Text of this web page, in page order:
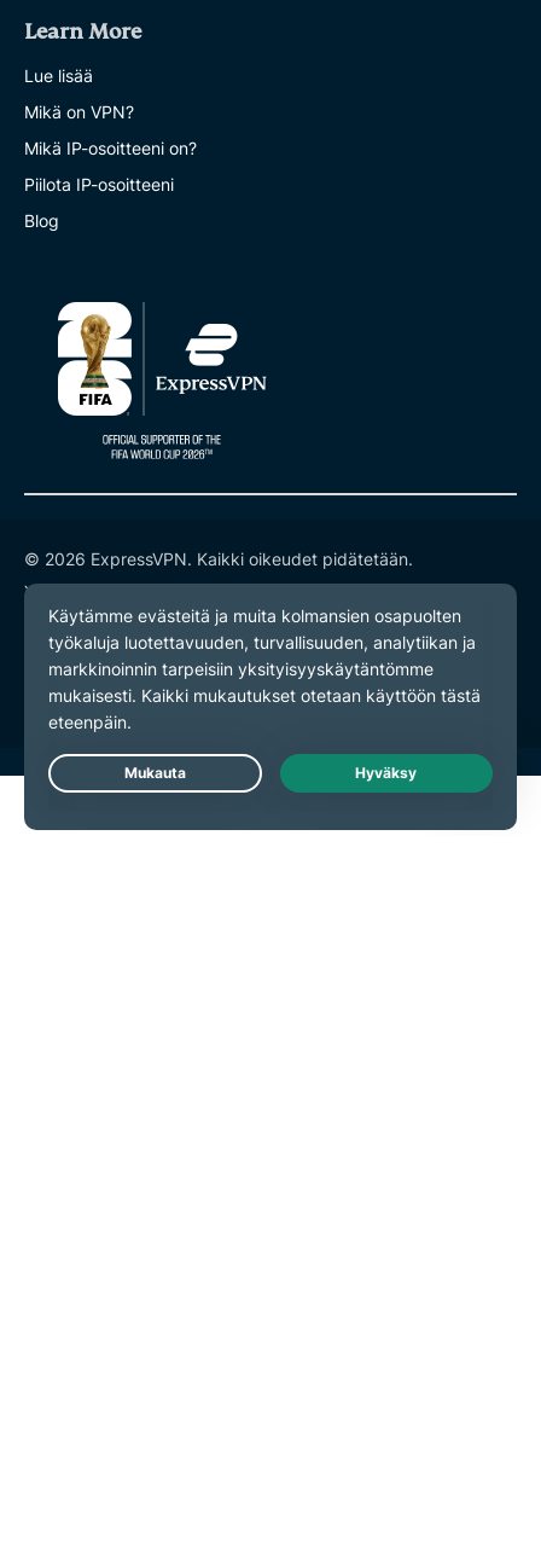
Learn More
Lue lisää
Mikä on VPN?
Mikä IP-osoitteeni on?
Piilota IP-osoitteeni
Blog
© 2026 ExpressVPN. Kaikki oikeudet pidätetään.
Yksityisyyskäytäntö
Palveluehdot
Evästeasetukset
Live Chat